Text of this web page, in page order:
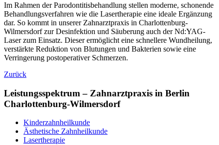
Im Rahmen der Parodontitisbehandlung stellen moderne, schonende
Behandlungsverfahren wie die Lasertherapie eine ideale Ergänzung
dar. So kommt in unserer Zahnarztpraxis in Charlottenburg-
Wilmersdorf zur Desinfektion und Säuberung auch der Nd:YAG-
Laser zum Einsatz. Dieser ermöglicht eine schnellere Wundheilung,
verstärkte Reduktion von Blutungen und Bakterien sowie eine
Verringerung postoperativer Schmerzen.
Zurück
Leistungsspektrum – Zahnarztpraxis in Berlin
Charlottenburg-Wilmersdorf
Kinderzahnheilkunde
Ästhetische Zahnheilkunde
Lasertherapie